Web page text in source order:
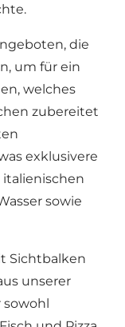
die
um für ein
welches
zubereitet
exklusivere
sowie
Sichtbalken
unserer
sowohl